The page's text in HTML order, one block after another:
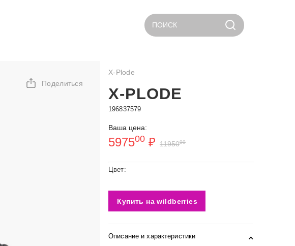
ПОИСК
Поделиться
X-Plode
X-PLODE
196837579
Ваша цена:
597500 ₽ 1195000
Цвет:
Купить на wildberries
Описание и характеристики